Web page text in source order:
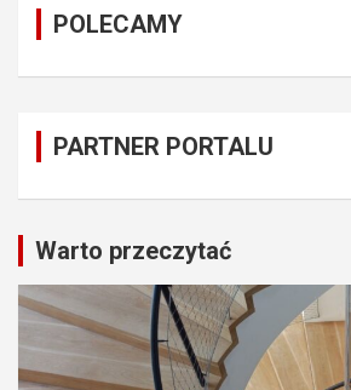
POLECAMY
PARTNER PORTALU
Warto przeczytać